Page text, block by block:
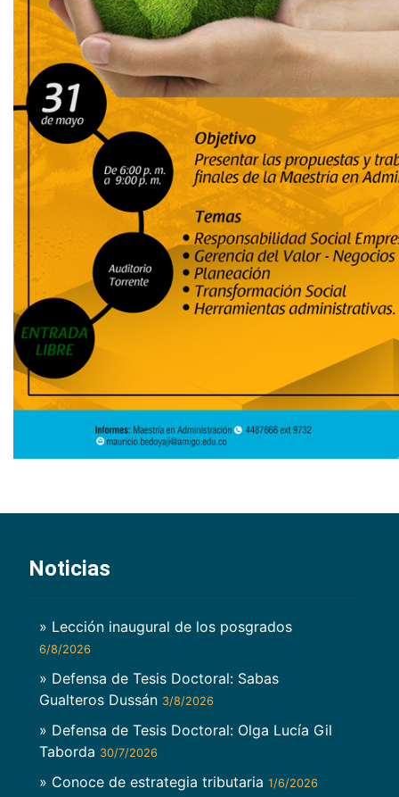
Noticias
» Lección inaugural de los posgrados
6/8/2026
» Defensa de Tesis Doctoral: Sabas
Gualteros Dussán 3/8/2026
» Defensa de Tesis Doctoral: Olga Lucía Gil
Taborda 30/7/2026
» Conoce de estrategia tributaria 1/6/2026